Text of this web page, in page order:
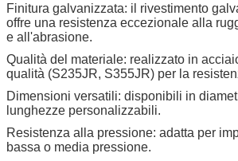
Finitura galvanizzata: il rivestimento
offre una resistenza eccezionale alla
e all'abrasione.
Qualità del materiale: realizzato in
qualità (S235JR, S355JR) per la
Dimensioni versatili: disponibili in
lunghezze personalizzabili.
Resistenza alla pressione: adatta per
bassa o media pressione.